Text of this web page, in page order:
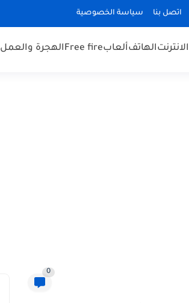
اتصل بنا سياسة الخصوصية
الانترنتالهاتفألعابFree fireالهجرة والعمل
0